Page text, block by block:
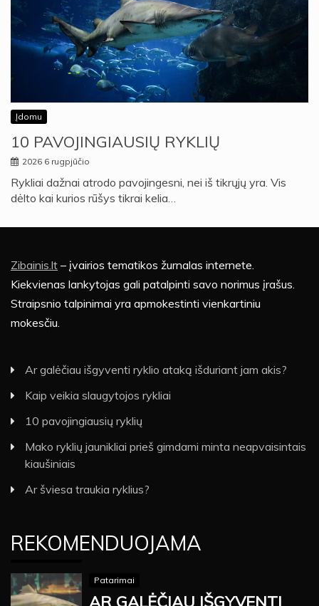
Įdomu
10 PAVOJINGIAUSIŲ RYKLIŲ
2026 6 rugpjūčio
Rykliai dažnai atrodo pavojingesni, nei iš tikrųjų yra. Vis
dėlto kai kurios rūšys tikrai kelia…
Zibainis.lt – įvairios tematikos žurnalas internete.
Kiekvienas lankytojas gali patalpinti savo norimus įrašus.
Straipsnio talpinimai yra apmokestinti vienkartiniu
mokesčiu.
Ar galėčiau išgyventi ryklio ataką išduriant jam akis?
Kaip veikia slaugytojos rykliai
10 pavojingiausių ryklių
Mako ryklių jaunikliai prieš gimdami minta neapvaisintais
kiaušiniais
Ar šviesa traukia ryklius?
REKOMENDUOJAMA
Patarimai
AR GALĖČIAU IŠGYVENTI